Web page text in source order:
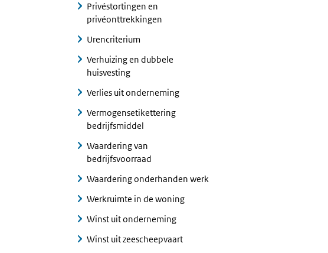
Privéstortingen en
privéonttrekkingen
Urencriterium
Verhuizing en dubbele
huisvesting
Verlies uit onderneming
Vermogensetikettering
bedrijfsmiddel
Waardering van
bedrijfsvoorraad
Waardering onderhanden werk
Werkruimte in de woning
Winst uit onderneming
Winst uit zeescheepvaart